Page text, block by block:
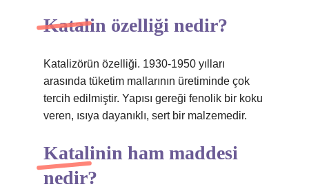
Katalin özelliği nedir?
Katalizörün özelliği. 1930-1950 yılları
arasında tüketim mallarının üretiminde çok
tercih edilmiştir. Yapısı gereği fenolik bir koku
veren, ısıya dayanıklı, sert bir malzemedir.
Katalinin ham maddesi
nedir?